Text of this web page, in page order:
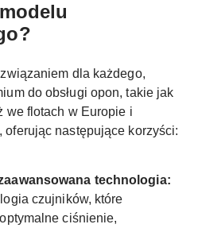
dla każdego,
do obsługi opon, takie jak
we flotach w Europie i
oferując następujące korzyści:
technologia:
czujników, które
ciśnienie,